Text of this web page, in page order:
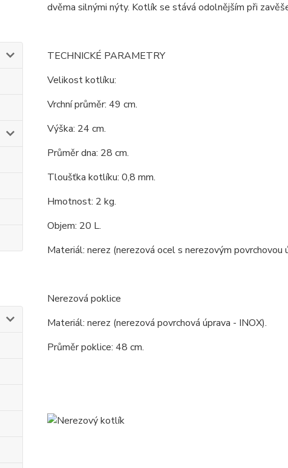
dvěma silnými nýty. Kotlík se stává odolnějším při
TECHNICKÉ PARAMETRY
Velikost kotlíku:
Vrchní průměr: 49 cm.
Výška: 24 cm.
Průměr dna: 28 cm.
Tloušťka kotlíku: 0,8 mm.
Hmotnost: 2 kg.
Objem: 20 L.
Materiál: nerez (nerezová ocel s nerezovým povrchovou
Nerezová poklice
Materiál: nerez (nerezová povrchová úprava - INOX).
Průměr poklice: 48 cm.